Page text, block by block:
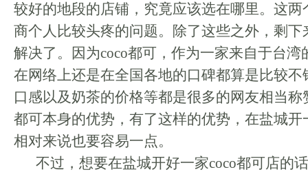
较好的地段的店铺，究竟应该选在哪里。这两
商个人比较头疼的问题。除了这些之外，剩下
解决了。因为coco都可，作为一家来自于台湾
在网络上还是在全国各地的口碑都算是比较不
口感以及奶茶的价格等都是很多的网友相当称
都可本身的优势，有了这样的优势，在盐城开
相对来说也要容易一点。
不过，想要在盐城开好一家coco都可店的